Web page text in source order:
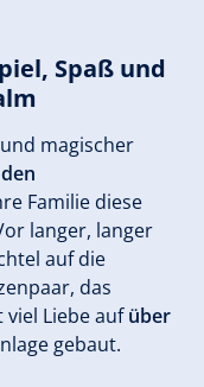
Spaß und
magischer
Familie diese
langer, langer
auf die
das
Liebe aufüber
gebaut.